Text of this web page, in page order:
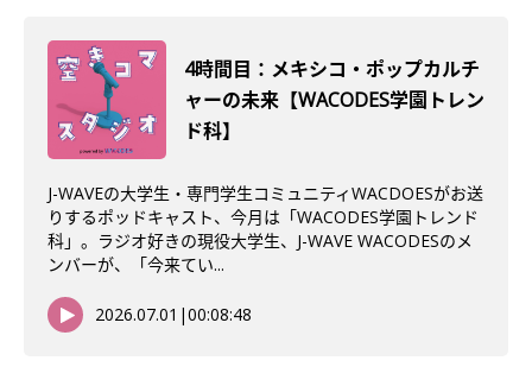
4時間目：メキシコ・ポップカルチ
ャーの未来【WACODES学園トレン
ド科】
J-WAVEの大学生・専門学生コミュニティWACDOESがお送
りするポッドキャスト、今月は「WACODES学園トレンド
科」。ラジオ好きの現役大学生、J-WAVE WACODESのメ
ンバーが、「今来てい...
2026.07.01 |00:08:48